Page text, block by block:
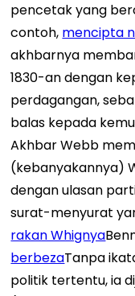
pencetak yang
contoh, mencipta
akhbarnya
1830-an dengan
perdagangan,
balas kepada
Akhbar Webb
(kebanyakannya)
dengan ulasan
surat-menyurat
rakan Whignya
berbezaTanpa
politik tertentu, ia